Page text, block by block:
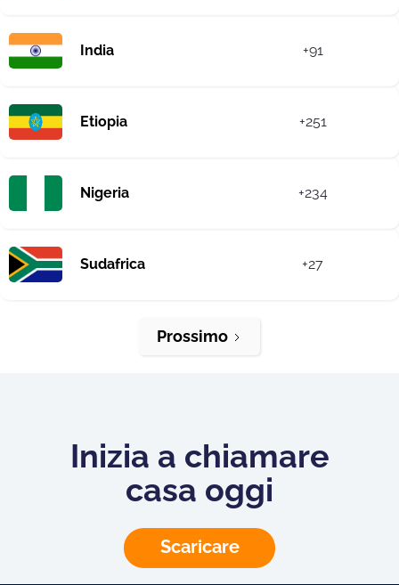
India +91
Etiopia +251
Nigeria +234
Sudafrica +27
Prossimo
Inizia a chiamare
casa oggi
Scaricare